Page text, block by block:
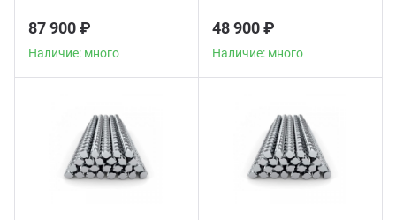
87 900 ₽
Наличие: много
48 900 ₽
Наличие: много